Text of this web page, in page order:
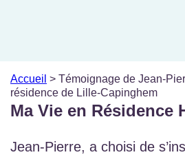
Accueil > Témoignage de Jean-
résidence de Lille-Capinghem
Ma Vie en Résidence
Jean-Pierre, a choisi de